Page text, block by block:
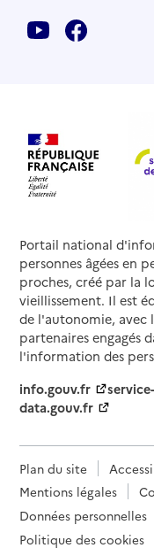
Portail national
personnes âgées en
proches, créé par la
vieillissement. Il est
de l'autonomie,
partenaires engagés
l'information des
info.gouv.fr
data.gouv.fr
Plan du site
Mentions légales
Données personnelles
Politique des cookies